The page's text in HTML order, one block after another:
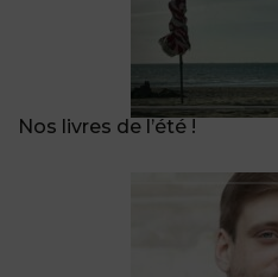
Nos livres de l’été !